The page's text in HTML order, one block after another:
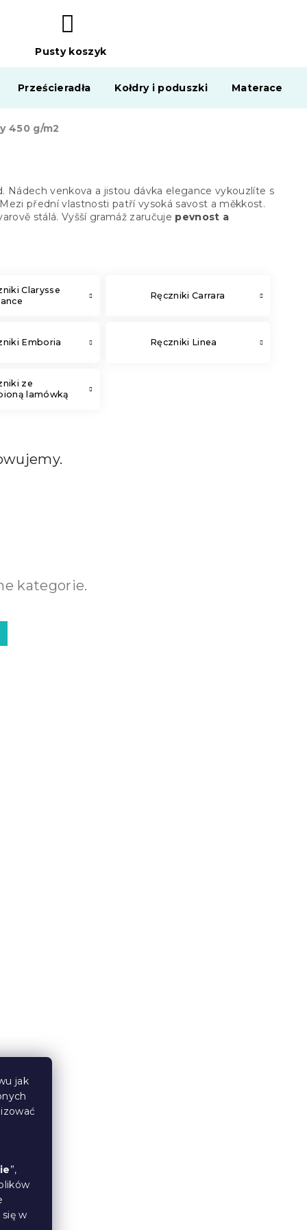
jak
”,
w
KOSZYK
Pusty koszyk
Prześcieradła Kołdry i poduszki Materace
450 g/m2
Nádech venkova a jistou dávka elegance vykouzlíte s
přední vlastnosti patří vysoká savost a měkkost.
stálá. Vyšší gramáž zaručuje pevnost a
Clarysse
Ręczniki Carrara
Emboria Ręczniki Linea
ze
lamówką
kategorie.